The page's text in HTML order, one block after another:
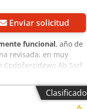
Enviar solicitud
funcional, año de
revisada, en muy
Ab Ssrf
la banda Tensión
del ciclo mediante
Clasificado